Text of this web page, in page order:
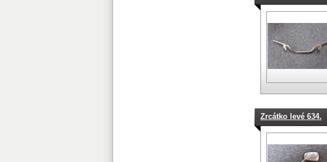
Zrcátko levé 634.